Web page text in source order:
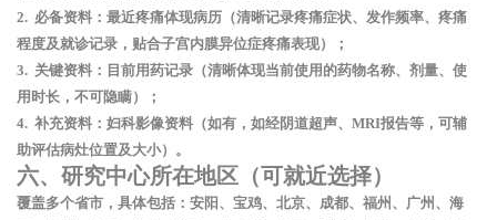
2. 必备资料：最近疼痛体现病历（清晰记录疼痛症状、发作频率、疼痛
程度及就诊记录，贴合子宫内膜异位症疼痛表现）；
3. 关键资料：目前用药记录（清晰体现当前使用的药物名称、剂量、使
用时长，不可隐瞒）；
4. 补充资料：妇科影像资料（如有，如经阴道超声、MRI报告等，可辅
助评估病灶位置及大小）。
六、研究中心所在地区（可就近选择）
覆盖多个省市，具体包括：安阳、宝鸡、北京、成都、福州、广州、海